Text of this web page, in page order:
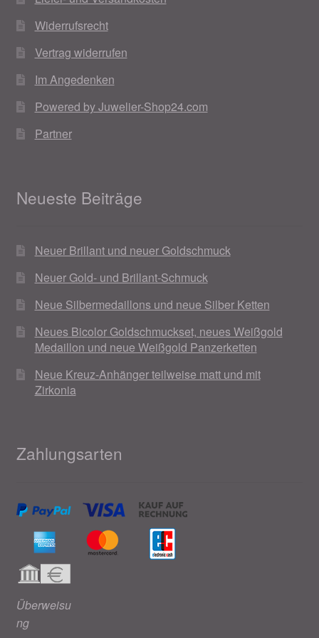
Widerrufsrecht
Vertrag widerrufen
Im Angedenken
Powered by Juwelier-Shop24.com
Partner
Neueste Beiträge
Neuer Brillant und neuer Goldschmuck
Neuer Gold- und Brillant-Schmuck
Neue Silbermedaillons und neue Silber Ketten
Neues Bicolor Goldschmuckset, neues Weißgold
Medaillon und neue Weißgold Panzerketten
Neue Kreuz-Anhänger teilweise matt und mit
Zirkonia
Zahlungsarten
Überweisu
ng